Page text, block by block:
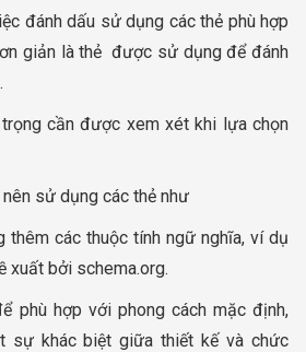
đánh dấu sử dụng các thẻ phù hợp
giản là thẻ được sử dụng để đánh
cần được xem xét khi lựa chọn
sử dụng các thẻ như
thêm các thuộc tính ngữ nghĩa, ví dụ
xuất bởi schema.org.
phù hợp với phong cách mặc định,
sự khác biệt giữa thiết kế và chức